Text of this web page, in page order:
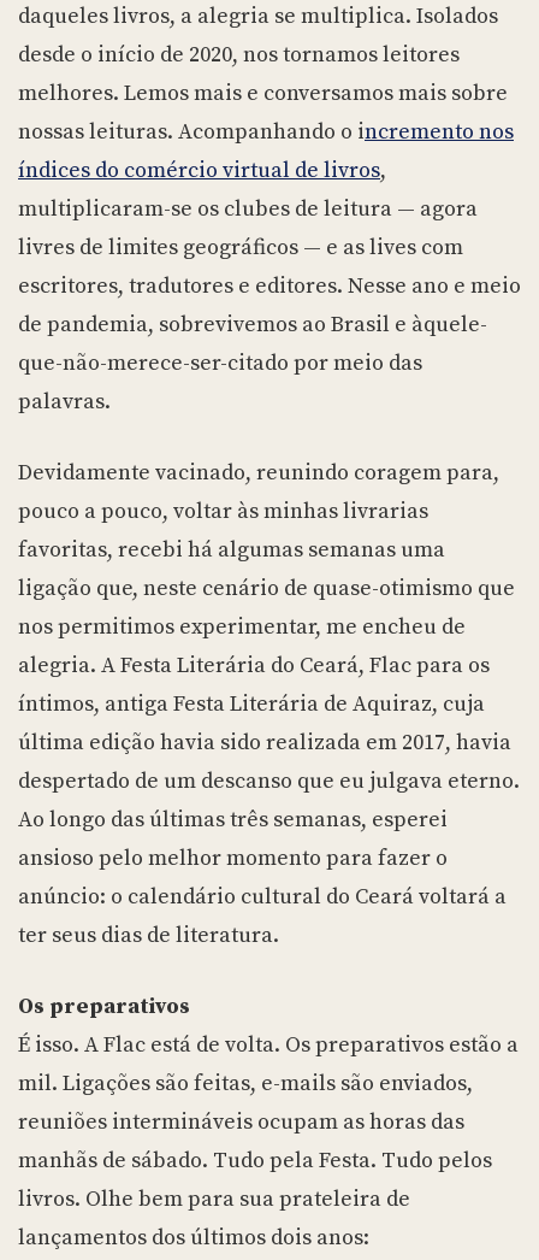
daqueles livros, a alegria se multiplica. Isolados
desde o início de 2020, nos tornamos leitores
melhores. Lemos mais e conversamos mais sobre
nossas leituras. Acompanhando o incremento nos
índices do comércio virtual de livros,
multiplicaram-se os clubes de leitura — agora
livres de limites geográficos — e as lives com
escritores, tradutores e editores. Nesse ano e meio
de pandemia, sobrevivemos ao Brasil e àquele-
que-não-merece-ser-citado por meio das
palavras.
Devidamente vacinado, reunindo coragem para,
pouco a pouco, voltar às minhas livrarias
favoritas, recebi há algumas semanas uma
ligação que, neste cenário de quase-otimismo que
nos permitimos experimentar, me encheu de
alegria. A Festa Literária do Ceará, Flac para os
íntimos, antiga Festa Literária de Aquiraz, cuja
última edição havia sido realizada em 2017, havia
despertado de um descanso que eu julgava eterno.
Ao longo das últimas três semanas, esperei
ansioso pelo melhor momento para fazer o
anúncio: o calendário cultural do Ceará voltará a
ter seus dias de literatura.
Os preparativos
É isso. A Flac está de volta. Os preparativos estão a
mil. Ligações são feitas, e-mails são enviados,
reuniões intermináveis ocupam as horas das
manhãs de sábado. Tudo pela Festa. Tudo pelos
livros. Olhe bem para sua prateleira de
lançamentos dos últimos dois anos: